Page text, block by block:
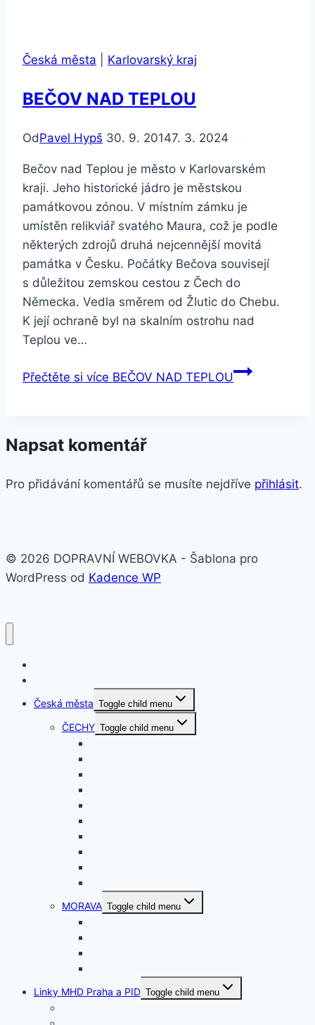
Česká města Karlovarský kraj
BEČOV NAD TEPLOU
OdPavel Hypš 30. 9. 20147. 3. 2024
Bečov nad Teplou je město v Karlovarském
kraji. Jeho historické jádro je městskou
památkovou zónou. V místním zámku je
umístěn relikviář svatého Maura, což je podle
některých zdrojů druhá nejcennější movitá
památka v Česku. Počátky Bečova souvisejí
s důležitou zemskou cestou z Čech do
Německa. Vedla směrem od Žlutic do Chebu.
K její ochraně byl na skalním ostrohu nad
Teplou ve…
Přečtěte si více BEČOV NAD TEPLOU
Napsat komentář
Pro přidávání komentářů se musíte nejdříve přihlásit.
© 2026 DOPRAVNÍ WEBOVKA - Šablona pro
WordPress od Kadence WP
Česká města Toggle child menu
ČECHY Toggle child menu
MORAVA Toggle child menu
Linky MHD Praha a PID Toggle child menu